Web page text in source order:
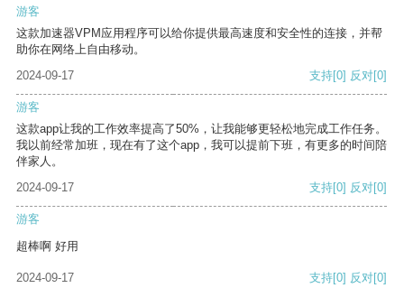
游客
这款加速器VPM应用程序可以给你提供最高速度和安全性的连接，并帮
助你在网络上自由移动。
2024-09-17
支持[0] 反对[0]
游客
这款app让我的工作效率提高了50%，让我能够更轻松地完成工作任务。
我以前经常加班，现在有了这个app，我可以提前下班，有更多的时间陪
伴家人。
2024-09-17
支持[0] 反对[0]
游客
超棒啊 好用
2024-09-17 支持[0] 反对[0]